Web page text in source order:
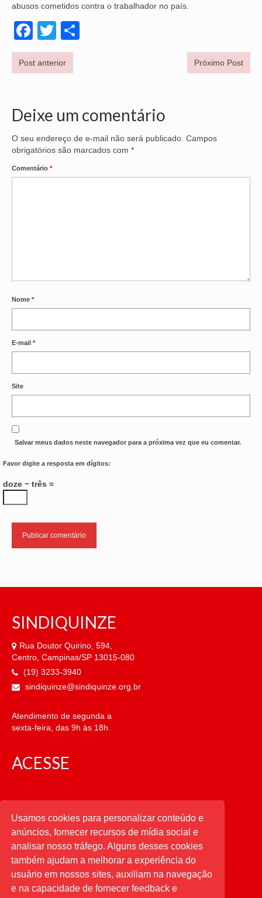
AGENTES DE POLÍCIA JUDICIAL
ANALISTAS JUDICIÁRIOS
ACESSIBILIDADE E INCLUSÃO
SAÚDE
SOLIDARIEDADE
abusos cometidos contra o trabalhador no país.
Facebook
Twitter
Post anterior Próximo Post
Deixe um comentário
O seu endereço de e-mail não será publicado. Campos
obrigatórios são marcados com *
Comentário *
Nome *
E-mail *
Site
Salvar meus dados neste navegador para a próxima vez que eu comentar.
Favor digite a resposta em dígitos:
doze − três =
SINDIQUINZE
Rua Doutor Quirino, 594,
Centro, Campinas/SP 13015-080
(19) 3233-3940
sindiquinze@sindiquinze.org.br
Atendimento de segunda a
sexta-feira, das 9h às 18h.
ACESSE
CATEGORIAS
CATEGORIAS
PESQUISAR
Usamos cookies para personalizar conteúdo e
anúncios, fornecer recursos de mídia social e
analisar nosso tráfego. Alguns desses cookies
também ajudam a melhorar a experiência do
usuário em nossos sites, auxiliam na navegação
e na capacidade de fornecer feedback e